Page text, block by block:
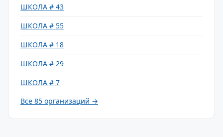
ШКОЛА # 43
ШКОЛА # 55
ШКОЛА # 18
ШКОЛА # 29
ШКОЛА # 7
Все 85 организаций →